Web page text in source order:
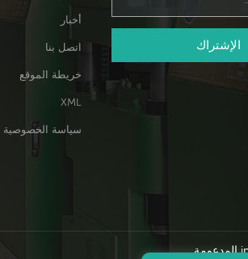
أخبار
اتصل بنا
خريطة الموقع
XML
سياسة الخصوصية
الإشتراك